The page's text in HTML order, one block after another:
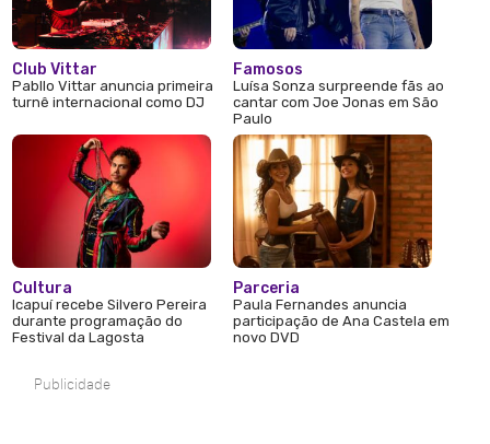
Club Vittar
Pabllo Vittar anuncia primeira
turnê internacional como DJ
Cultura
Icapuí recebe Silvero Pereira
durante programação do
Festival da Lagosta
Famosos
Luísa Sonza surpreende fãs ao
cantar com Joe Jonas em São
Paulo
Parceria
Paula Fernandes anuncia
participação de Ana Castela em
novo DVD
Publicidade